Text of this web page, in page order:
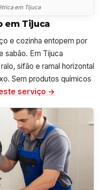
em Tijuca
em Tijuca
e cozinha entopem por
sabão. Em Tijuca
sifão e ramal horizontal
Sem produtos químicos
serviço →